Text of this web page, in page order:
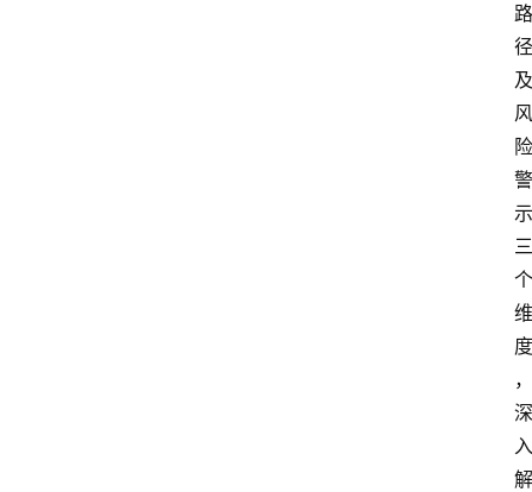
路
径
及
风
险
警
示
三
个
维
度
，
深
入
解